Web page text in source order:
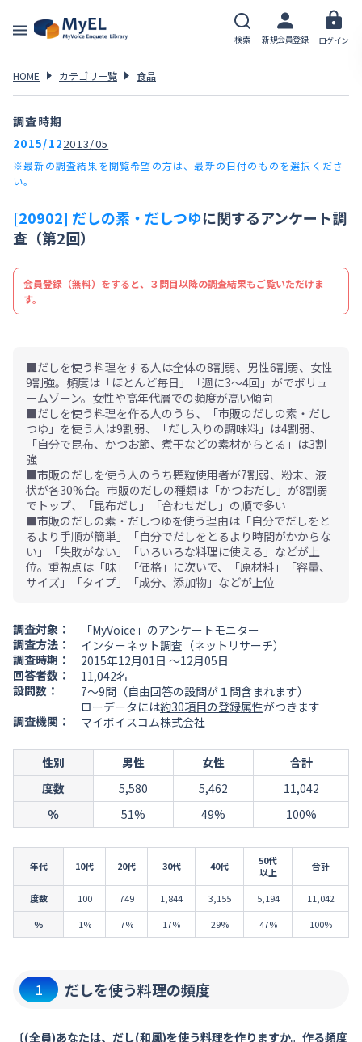
検索 新規会員登録 ログイン
HOME カテゴリ一覧 食品
調査時期
2015/122013/05
※最新の調査結果を閲覧希望の方は、最新の日付のものを選択くださ
い。
[20902] だしの素・だしつゆに関するアンケート調
査（第2回）
会員登録（無料） をすると、３問目以降の調査結果もご覧いただけま
す。
■だしを使う料理をする人は全体の8割弱、男性6割弱、女性
9割強。頻度は「ほとんど毎日」「週に3～4回」がでボリュ
ームゾーン。女性や高年代層での頻度が高い傾向
■だしを使う料理を作る人のうち、「市販のだしの素・だし
つゆ」を使う人は9割弱、「だし入りの調味料」は4割弱、
「自分で昆布、かつお節、煮干などの素材からとる」は3割
強
■市販のだしを使う人のうち顆粒使用者が7割弱、粉末、液
状が各30%台。市販のだしの種類は「かつおだし」が8割弱
でトップ、「昆布だし」「合わせだし」の順で多い
■市販のだしの素・だしつゆを使う理由は「自分でだしをと
るより手順が簡単」「自分でだしをとるより時間がかからな
い」「失敗がない」「いろいろな料理に使える」などが上
位。重視点は「味」「価格」に次いで、「原材料」「容量、
サイズ」「タイプ」「成分、添加物」などが上位
調査対象：
「MyVoice」のアンケートモニター
調査方法：
インターネット調査（ネットリサーチ）
調査時期：
2015年12月01日 ～12月05日
回答者数：
11,042名
設問数：
7～9問（自由回答の設問が１問含まれます）
ローデータには約30項目の登録属性がつきます
調査機関：
マイボイスコム株式会社
性別 男性 女性
合計
度数
5,580 5,462
11,042
％
51% 49% 100%
年代 10代 20代 30代 40代
50代
以上
合計
度数 100 749 1,844 3,155 5,194
11,042
％
1% 7% 17% 29% 47% 100%
1 だしを使う料理の頻度
〔(全員)あなたは、だし(和風)を使う料理を作りますか。作る頻度